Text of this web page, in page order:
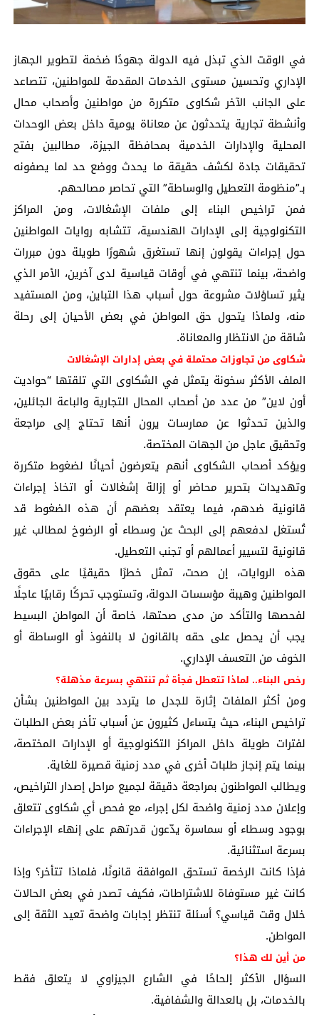
في الوقت الذي تبذل فيه الدولة جهودًا ضخمة لتطوير الجهاز
الإداري وتحسين مستوى الخدمات المقدمة للمواطنين، تتصاعد
على الجانب الآخر شكاوى متكررة من مواطنين وأصحاب محال
وأنشطة تجارية يتحدثون عن معاناة يومية داخل بعض الوحدات
المحلية والإدارات الخدمية بمحافظة الجيزة، مطالبين بفتح
تحقيقات جادة لكشف حقيقة ما يحدث ووضع حد لما يصفونه
بـ”منظومة التعطيل والوساطة” التي تحاصر مصالحهم.
فمن تراخيص البناء إلى ملفات الإشغالات، ومن المراكز
التكنولوجية إلى الإدارات الهندسية، تتشابه روايات المواطنين
حول إجراءات يقولون إنها تستغرق شهورًا طويلة دون مبررات
واضحة، بينما تنتهي في أوقات قياسية لدى آخرين، الأمر الذي
يثير تساؤلات مشروعة حول أسباب هذا التباين، ومن المستفيد
منه، ولماذا يتحول حق المواطن في بعض الأحيان إلى رحلة
شاقة من الانتظار والمعاناة.
شكاوى من تجاوزات محتملة في بعض إدارات الإشغالات
الملف الأكثر سخونة يتمثل في الشكاوى التي تلقتها “حواديت
أون لاين” من عدد من أصحاب المحال التجارية والباعة الجائلين،
والذين تحدثوا عن ممارسات يرون أنها تحتاج إلى مراجعة
وتحقيق عاجل من الجهات المختصة.
ويؤكد أصحاب الشكاوى أنهم يتعرضون أحيانًا لضغوط متكررة
وتهديدات بتحرير محاضر أو إزالة إشغالات أو اتخاذ إجراءات
قانونية ضدهم، فيما يعتقد بعضهم أن هذه الضغوط قد
تُستغل لدفعهم إلى البحث عن وسطاء أو الرضوخ لمطالب غير
قانونية لتسيير أعمالهم أو تجنب التعطيل.
هذه الروايات، إن صحت، تمثل خطرًا حقيقيًا على حقوق
المواطنين وهيبة مؤسسات الدولة، وتستوجب تحركًا رقابيًا عاجلًا
لفحصها والتأكد من مدى صحتها، خاصة أن المواطن البسيط
يجب أن يحصل على حقه بالقانون لا بالنفوذ أو الوساطة أو
الخوف من التعسف الإداري.
رخص البناء.. لماذا تتعطل فجأة ثم تنتهي بسرعة مذهلة؟
ومن أكثر الملفات إثارة للجدل ما يتردد بين المواطنين بشأن
تراخيص البناء، حيث يتساءل كثيرون عن أسباب تأخر بعض الطلبات
لفترات طويلة داخل المراكز التكنولوجية أو الإدارات المختصة،
بينما يتم إنجاز طلبات أخرى في مدد زمنية قصيرة للغاية.
ويطالب المواطنون بمراجعة دقيقة لجميع مراحل إصدار التراخيص،
وإعلان مدد زمنية واضحة لكل إجراء، مع فحص أي شكاوى تتعلق
بوجود وسطاء أو سماسرة يدّعون قدرتهم على إنهاء الإجراءات
بسرعة استثنائية.
فإذا كانت الرخصة تستحق الموافقة قانونًا، فلماذا تتأخر؟ وإذا
كانت غير مستوفاة للاشتراطات، فكيف تصدر في بعض الحالات
خلال وقت قياسي؟ أسئلة تنتظر إجابات واضحة تعيد الثقة إلى
المواطن.
من أين لك هذا؟
السؤال الأكثر إلحاحًا في الشارع الجيزاوي لا يتعلق فقط
بالخدمات، بل بالعدالة والشفافية.